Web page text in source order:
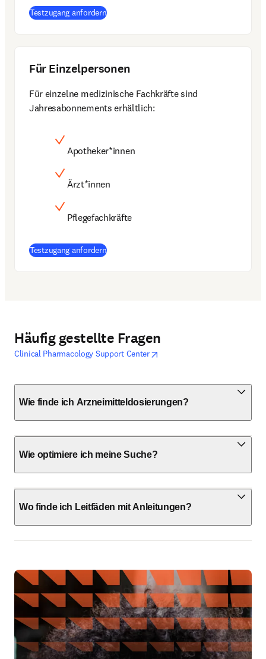
Testzugang anfordern
Für Einzelpersonen
Für einzelne medizinische Fachkräfte sind
Jahresabonnements erhältlich:
Apotheker*innen
Ärzt*innen
Pflegefachkräfte
Testzugang anfordern(
Häufig gestellte Fragen
Clinical Pharmacology Support CenterWird in neuem Tab/Fenster
opens in new tab/window
Wie finde ich Arzneimitteldosierungen?
Wie optimiere ich meine Suche?
Wo finde ich Leitfäden mit Anleitungen?